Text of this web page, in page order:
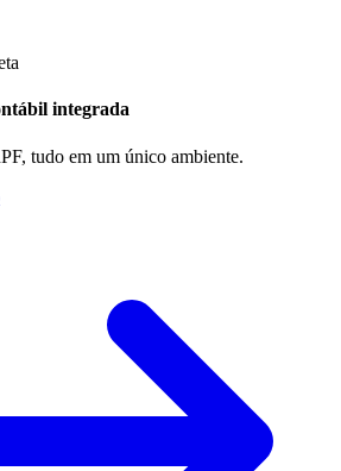
integrada
tudo em um único ambiente.